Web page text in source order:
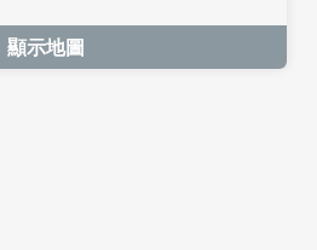
顯示地圖